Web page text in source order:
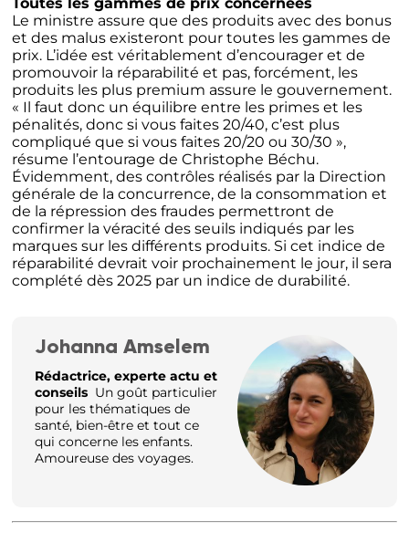
Le ministre assure que des produits avec des bonus
et des malus existeront pour toutes les gammes de
prix. L’idée est véritablement d’encourager et de
promouvoir la réparabilité et pas, forcément, les
produits les plus premium assure le gouvernement.
« Il faut donc un équilibre entre les primes et les
pénalités, donc si vous faites 20/40, c’est plus
compliqué que si vous faites 20/20 ou 30/30 »,
résume l’entourage de Christophe Béchu.
Évidemment, des contrôles réalisés par la Direction
générale de la concurrence, de la consommation et
de la répression des fraudes permettront de
confirmer la véracité des seuils indiqués par les
marques sur les différents produits. Si cet indice de
réparabilité devrait voir prochainement le jour, il sera
complété dès 2025 par un indice de durabilité.
Johanna Amselem
Rédactrice, experte actu et
conseils Un goût particulier
pour les thématiques de
santé, bien-être et tout ce
qui concerne les enfants.
Amoureuse des voyages.